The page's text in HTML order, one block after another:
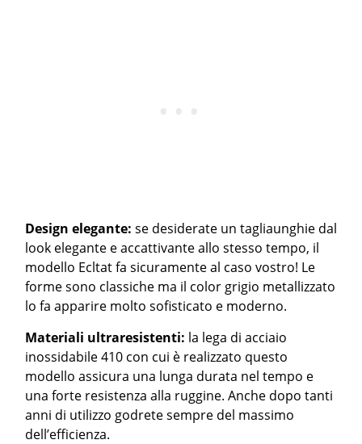
Design elegante: se desiderate un tagliaunghie dal
look elegante e accattivante allo stesso tempo, il
modello Ecltat fa sicuramente al caso vostro! Le
forme sono classiche ma il color grigio metallizzato
lo fa apparire molto sofisticato e moderno.
Materiali ultraresistenti: la lega di acciaio
inossidabile 410 con cui è realizzato questo
modello assicura una lunga durata nel tempo e
una forte resistenza alla ruggine. Anche dopo tanti
anni di utilizzo godrete sempre del massimo
dell’efficienza.